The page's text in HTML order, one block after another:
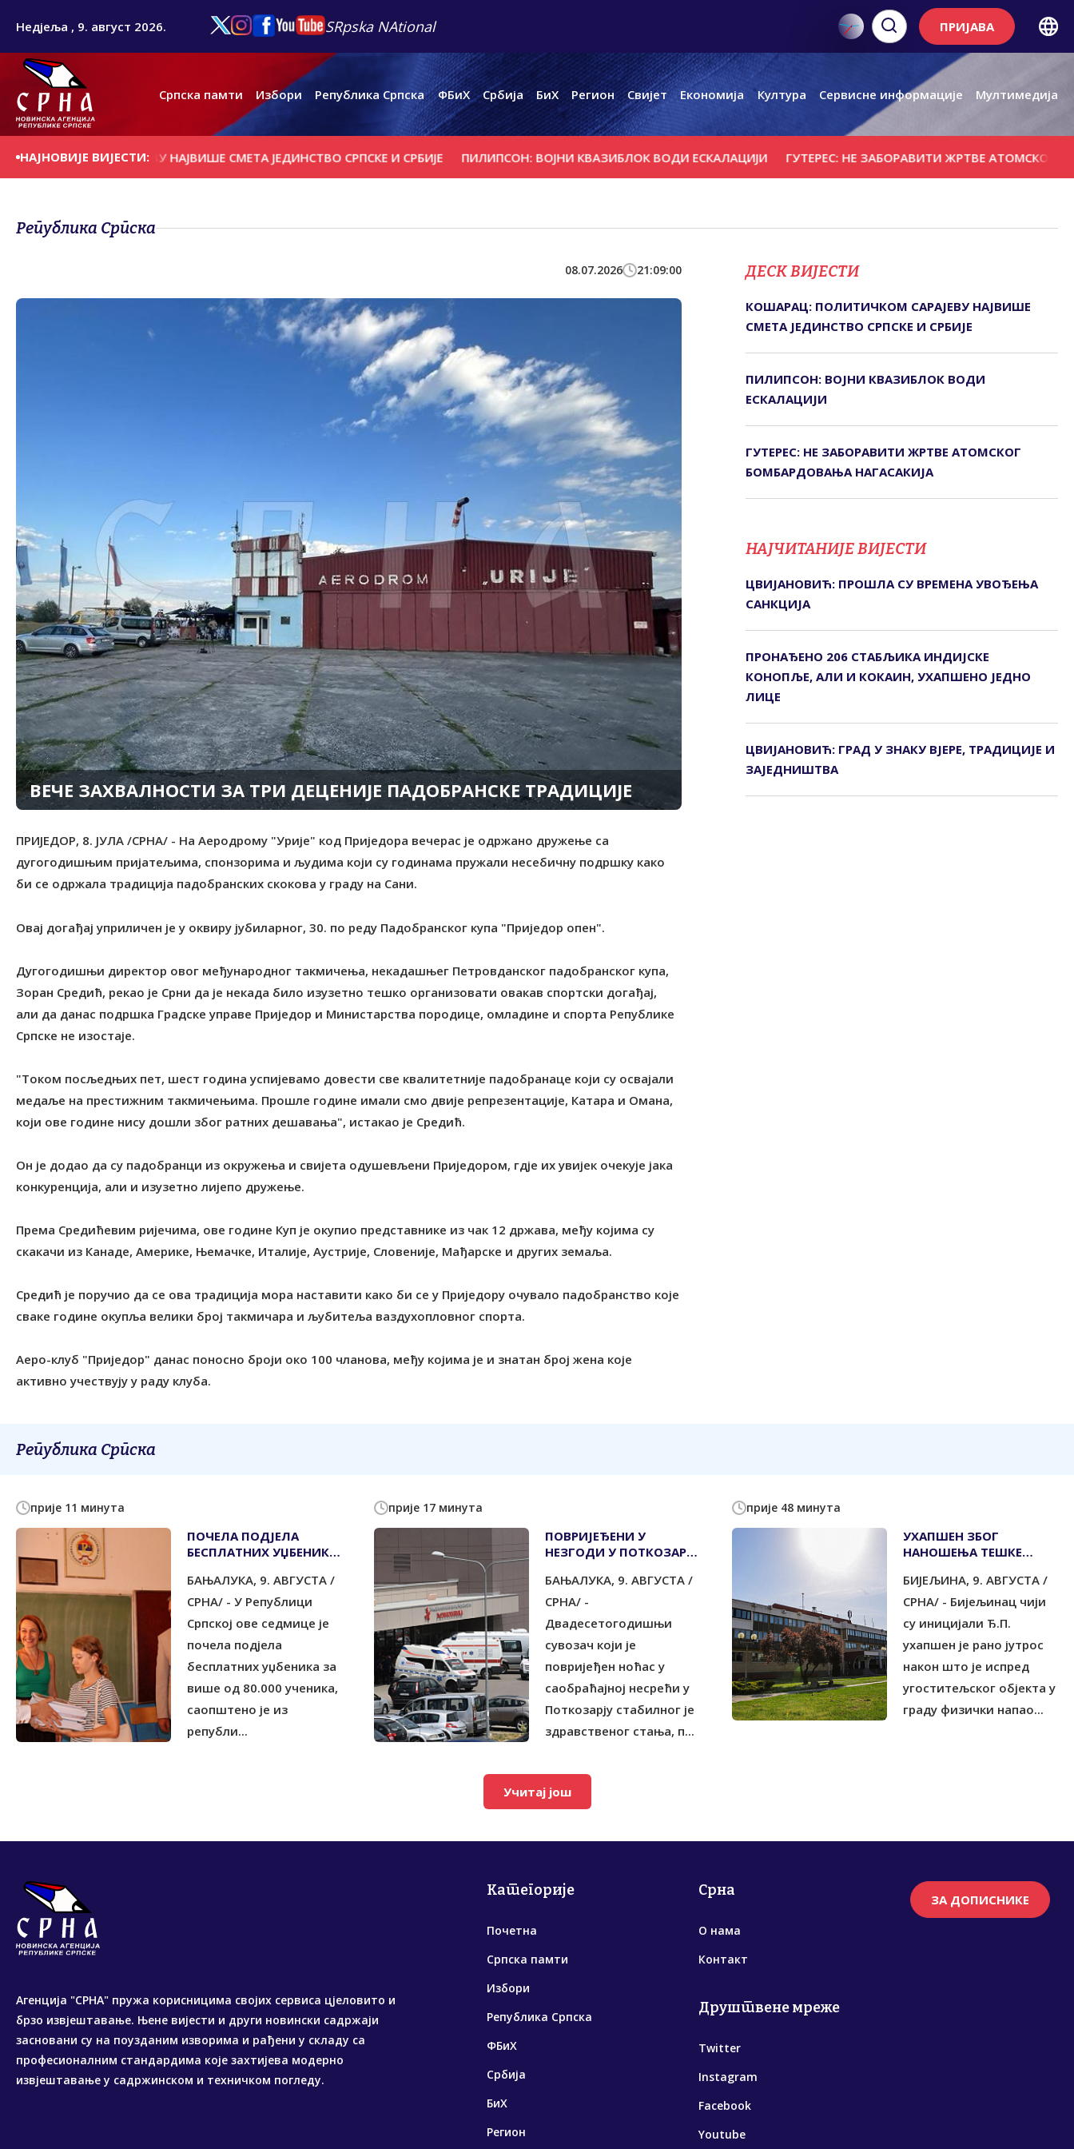
Недјеља , 9. август 2026. SRpska NAtional ПРИЈАВА
Српска памти Избори Република Српска ФБиХ Србија БиХ Регион Свијет Економија Култура Сервисне информације Мултимедија
НАЈНОВИЈЕ ВИЈЕСТИ:
САРАЈЕВУ НАЈВИШЕ СМЕТА ЈЕДИНСТВО СРПСКЕ И СРБИЈЕ ПИЛИПСОН: ВОЈНИ КВАЗИБЛОК ВОДИ ЕСКАЛАЦИЈИ ГУТЕРЕС: НЕ ЗАБОРАВИТИ ЖРТВЕ АТОМСКОГ
Република Српска
08.07.2026 21:09:00
ВЕЧЕ ЗАХВАЛНОСТИ ЗА ТРИ ДЕЦЕНИЈЕ ПАДОБРАНСКЕ ТРАДИЦИЈЕ
ПРИЈЕДОР, 8. ЈУЛА /СРНА/ - На Аеродрому "Урије" код Приједора вечерас је одржано дружење са
дугогодишњим пријатељима, спонзорима и људима који су годинама пружали несебичну подршку како
би се одржала традиција падобранских скокова у граду на Сани.
Овај догађај уприличен је у оквиру јубиларног, 30. по реду Падобранског купа "Приједор опен".
Дугогодишњи директор овог међународног такмичења, некадашњег Петровданског падобранског купа,
Зоран Средић, рекао је Срни да је некада било изузетно тешко организовати овакав спортски догађај,
али да данас подршка Градске управе Приједор и Министарства породице, омладине и спорта Републике
Српске не изостаје.
"Током посљедњих пет, шест година успијевамо довести све квалитетније падобранаце који су освајали
медаље на престижним такмичењима. Прошле године имали смо двије репрезентације, Катара и Омана,
који ове године нису дошли због ратних дешавања", истакао је Средић.
Он је додао да су падобранци из окружења и свијета одушевљени Приједором, гдје их увијек очекује јака
конкуренција, али и изузетно лијепо дружење.
Према Средићевим ријечима, ове године Куп је окупио представнике из чак 12 држава, међу којима су
скакачи из Канаде, Америке, Њемачке, Италије, Аустрије, Словеније, Мађарске и других земаља.
Средић је поручио да се ова традиција мора наставити како би се у Приједору очувало падобранство које
сваке године окупља велики број такмичара и љубитеља ваздухопловног спорта.
Аеро-клуб "Приједор" данас поносно броји око 100 чланова, међу којима је и знатан број жена које
активно учествују у раду клуба.
ДЕСК ВИЈЕСТИ
КОШАРАЦ: ПОЛИТИЧКОМ САРАЈЕВУ НАЈВИШЕ
СМЕТА ЈЕДИНСТВО СРПСКЕ И СРБИЈЕ
ПИЛИПСОН: ВОЈНИ КВАЗИБЛОК ВОДИ
ЕСКАЛАЦИЈИ
ГУТЕРЕС: НЕ ЗАБОРАВИТИ ЖРТВЕ АТОМСКОГ
БОМБАРДОВАЊА НАГАСАКИЈА
НАЈЧИТАНИЈЕ ВИЈЕСТИ
ЦВИЈАНОВИЋ: ПРОШЛА СУ ВРЕМЕНА УВОЂЕЊА
САНКЦИЈА
ПРОНАЂЕНО 206 СТАБЉИКА ИНДИЈСКЕ
КОНОПЉЕ, АЛИ И КОКАИН, УХАПШЕНО ЈЕДНО
ЛИЦЕ
ЦВИЈАНОВИЋ: ГРАД У ЗНАКУ ВЈЕРЕ, ТРАДИЦИЈЕ И
ЗАЈЕДНИШТВА
Република Српска
прије 11 минута
ПОЧЕЛА ПОДЈЕЛА
БЕСПЛАТНИХ УЏБЕНИКА
УЧЕНИКА
БАЊАЛУКА, 9. АВГУСТА /
СРНА/ - У Републици
Српској ове седмице је
почела подјела
бесплатних уџбеника за
више од 80.000 ученика,
саопштено је из
републи...
прије 17 минута
ПОВРИЈЕЂЕНИ У
НЕЗГОДИ У ПОТКОЗАРЈУ
ЗДРАВСTВЕНОГ СTАЊА
БАЊАЛУКА, 9. АВГУСТА /
СРНА/ -
Двадесетогодишњи
сувозач који је
повријеђен ноћас у
саобраћајној несрећи у
Поткозарју стабилног је
здравственог стања, п...
прије 48 минута
УХАПШЕН ЗБОГ
НАНОШЕЊА ТЕШКЕ
БИЈЕЉИНА, 9. АВГУСТА /
СРНА/ - Бијељинац чији
су иницијали Ђ.П.
ухапшен је рано јутрос
након што је испред
угоститељског објекта у
граду физички напао...
Учитај још
Агенција "СРНА" пружа корисницима својих сервиса цјеловито и
брзо извјештавање. Њене вијести и други новински садржаји
засновани су на поузданим изворима и рађени у складу са
професионалним стандардима које захтијева модерно
извјештавање у садржинском и техничком погледу.
Категорије
Почетна
Српска памти
Избори
Република Српска
ФБиХ
Србија
БиХ
Регион
Срна
О нама
Контакт
Друштвене мреже
Twitter
Instagram
Facebook
Youtube
ЗА ДОПИСНИКЕ